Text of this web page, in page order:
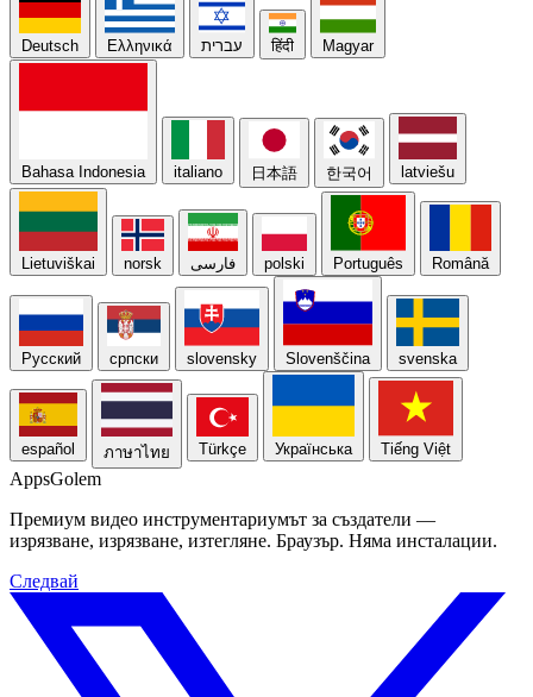
Deutsch Ελληνικά עברית हिंदी Magyar
Bahasa Indonesia italiano 日本語 한국어 latviešu
Lietuviškai norsk فارسی polski Português Română
Русский српски slovensky Slovenščina svenska
español ภาษาไทย Türkçe Українська Tiếng Việt
AppsGolem
Премиум видео инструментариумът за създатели —
изрязване, изрязване, изтегляне. Браузър. Няма инсталации.
Следвай